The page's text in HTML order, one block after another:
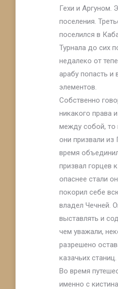
Гехи и Аргуном.
поселения.
поселился в
Турнала до сих
недалеко от
арабу попасть и
элементов.
Собственно
никакого права
между собой, то
они призвали из
время
призвал горцев
опаснее стали
покорил себе
владел Чечней.
выставлять и
чем уважали,
разрешено
казачьих станиц.
Во время
именно с